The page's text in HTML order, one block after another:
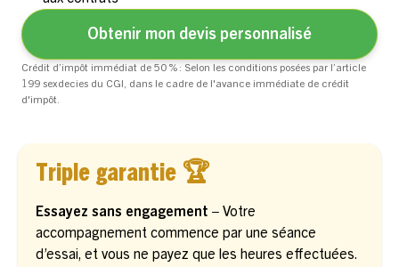
Obtenir mon devis personnalisé
Crédit d’impôt immédiat de 50 % : Selon les conditions posées par l’article
199 sexdecies du CGI, dans le cadre de l'avance immédiate de crédit
d'impôt.
Triple garantie 🏆
Essayez sans engagement – Votre
accompagnement commence par une séance
d’essai, et vous ne payez que les heures effectuées.